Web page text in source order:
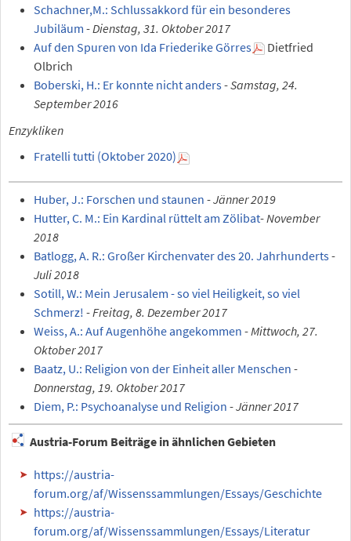
Schachner,M.: Schlussakkord für ein besonderes
Jubiläum -Dienstag, 31. Oktober 2017
Auf den Spuren von Ida Friederike Görres
Dietfried
Olbrich
Boberski, H.: Er konnte nicht anders-Samstag, 24.
September 2016
Enzykliken
Fratelli tutti (Oktober 2020)
Huber, J.: Forschen und staunen -Jänner 2019
Hutter, C. M.: Ein Kardinal rüttelt am Zölibat-November
2018
Batlogg, A. R.: Großer Kirchenvater des 20. Jahrhunderts-
Juli 2018
Sotill, W.: Mein Jerusalem - so viel Heiligkeit, so viel
Schmerz! -Freitag, 8. Dezember 2017
Weiss, A.: Auf Augenhöhe angekommen -Mittwoch, 27.
Oktober 2017
Baatz, U.: Religion von der Einheit aller Menschen -
Donnerstag, 19. Oktober 2017
Diem, P.: Psychoanalyse und Religion -Jänner 2017
Austria-Forum Beiträge in ähnlichen Gebieten
https://austria-
forum.org/af/Wissenssammlungen/Essays/Geschichte
https://austria-
forum.org/af/Wissenssammlungen/Essays/Literatur